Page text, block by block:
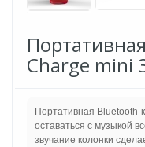
Charge mini
Портативная Bluetooth-
оставаться с музыкой
звучание колонки